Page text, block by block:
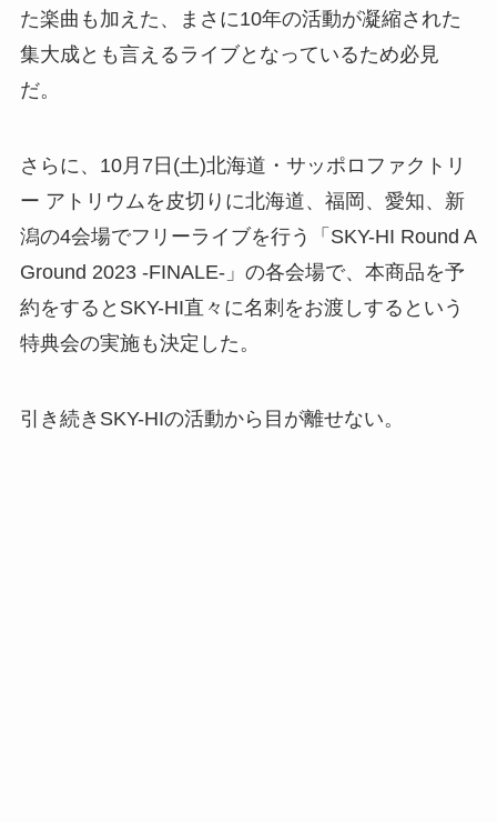
た楽曲も加えた、まさに10年の活動が凝縮された
集大成とも言えるライブとなっているため必見
だ。
さらに、10月7日(土)北海道・サッポロファクトリ
ー アトリウムを皮切りに北海道、福岡、愛知、新
潟の4会場でフリーライブを行う「SKY-HI Round A
Ground 2023 -FINALE-」の各会場で、本商品を予
約をするとSKY-HI直々に名刺をお渡しするという
特典会の実施も決定した。
引き続きSKY-HIの活動から目が離せない。